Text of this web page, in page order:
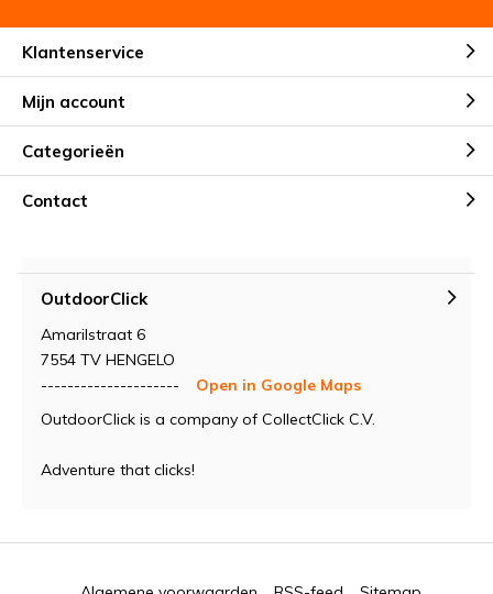
Klantenservice
Mijn account
Categorieën
Contact
OutdoorClick
Amarilstraat 6
7554 TV HENGELO
---------------------
Open in Google Maps
OutdoorClick is a company of CollectClick C.V.
Adventure that clicks!